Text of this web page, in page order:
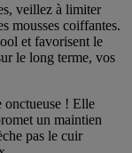
veillez à limiter
mousses coiffantes.
et favorisent le
le long terme, vos
onctueuse ! Elle
un maintien
pas le cuir